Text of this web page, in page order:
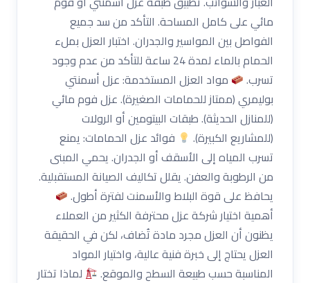
مائي على كامل المساحة. التأكد من سد جميع
الفواصل بين المواسير والجدران. اختبار العزل بملء
الحمام بالماء لمدة 24 ساعة للتأكد من عدم وجود
تسرب.
مواد العزل المستخدمة: عزل أسمنتي
بوليمري (ممتاز للحمامات الصغيرة). عزل فوم مائي
(للمنازل الحديثة). طبقات البيتومين أو الرولات
(للمشاريع الكبيرة).
فوائد عزل الحمامات: يمنع
تسرب المياه إلى الأسقف أو الجدران. يحمي المبنى
من الرطوبة والعفن. يقلل تكاليف الصيانة المستقبلية.
يحافظ على قوة البلاط والأسمنت لفترة أطول.
أهمية اختيار شركة عزل محترفة الكثير من العملاء
يظنون أن العزل مجرد مادة تُضاف، لكن في الحقيقة
العزل يحتاج إلى خبرة فنية عالية، واختيار المواد
المناسبة حسب طبيعة السطح والموقع.
لماذا تختار